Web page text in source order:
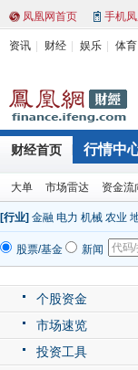
凤凰网首页 手机
资讯 财经 娱乐 体育
财经首页 行情中
大单 市场雷达 资金流
[行业] 金融 电力 机械 农业
股票/基金 新闻
个股资金
市场速览
投资工具